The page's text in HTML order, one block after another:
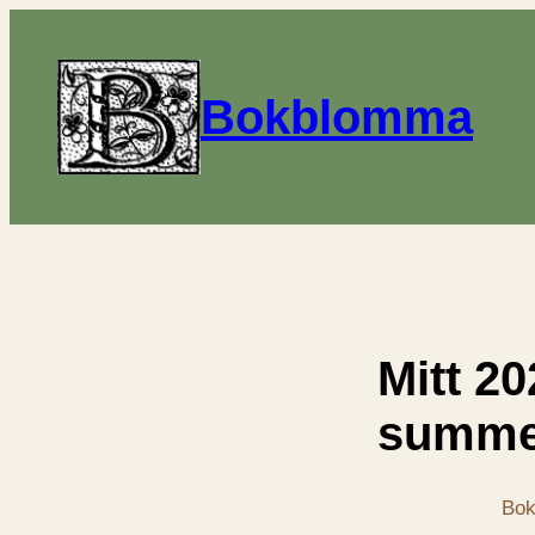
Bokblomma
Mitt